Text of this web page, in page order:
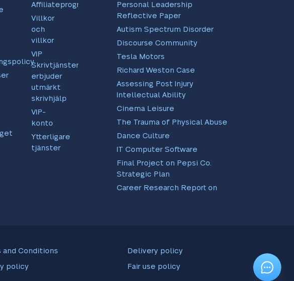
Affiliateprogram
Villkor
och
villkor
VIP
Skrivtjänster
erbjuder
utmärkt
skrivhjälp
VIP-
konto
Ytterligare
tjänster
Personal Leadership
Reflective Paper
Autism Spectrum Disorder
Discourse Community
Tesla Motors
Richard Weston Case
Assessing Post Injury
Intellectual Ability
Cinema Leisure
The Trauma of Physical Abuse
Dance Culture
IT Computer Software
Final Project on Pepsi Co.
Strategic Plan
Career Research Report on
Professional Development
and Conditions
policy
Delivery policy
Fair use policy